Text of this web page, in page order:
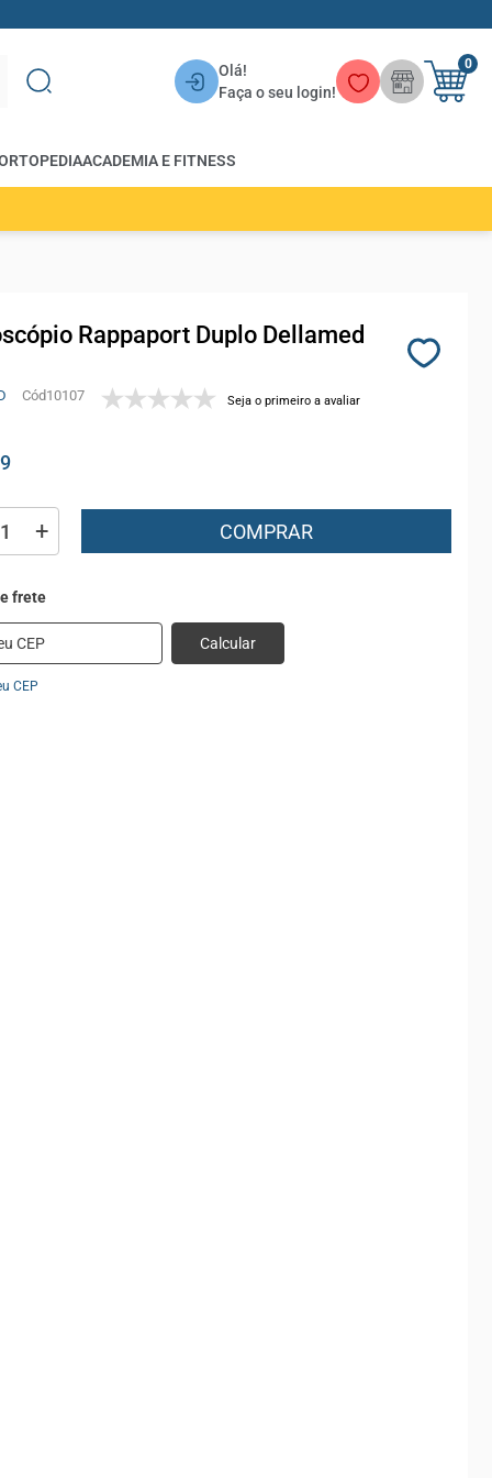
Olá!
Faça o seu login!
0
ACADEMIA E FITNESS
Rappaport Duplo Dellamed
10107 Seja o primeiro a avaliar
+ COMPRAR
Calcular
CEP